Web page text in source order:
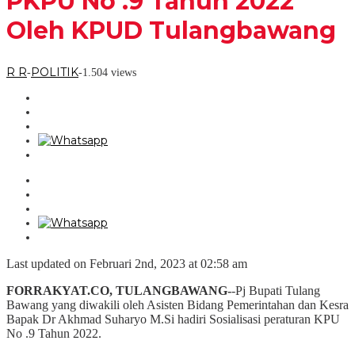
Oleh KPUD Tulangbawang
R R-POLITIK-1.504 views
Last updated on Februari 2nd, 2023 at 02:58 am
FORRAKYAT.CO, TULANGBAWANG--Pj Bupati Tulang
Bawang yang diwakili oleh Asisten Bidang Pemerintahan dan Kesra
Bapak Dr Akhmad Suharyo M.Si hadiri Sosialisasi peraturan KPU
No .9 Tahun 2022.